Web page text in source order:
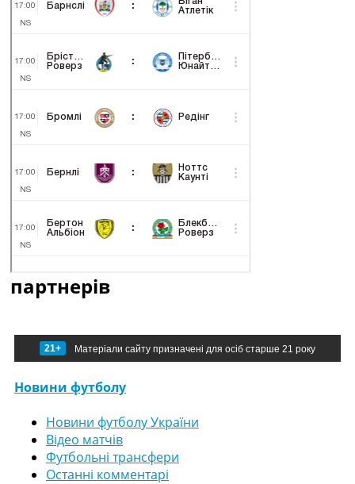
партнерів
21+ Матеріали сайту призначені для осіб старше 21 року
Новини футболу
Новини футболу України
Відео матчів
Футбольні трансфери
Останні комментарі